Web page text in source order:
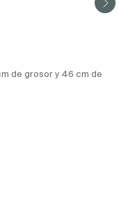
de grosor y 46 cm de